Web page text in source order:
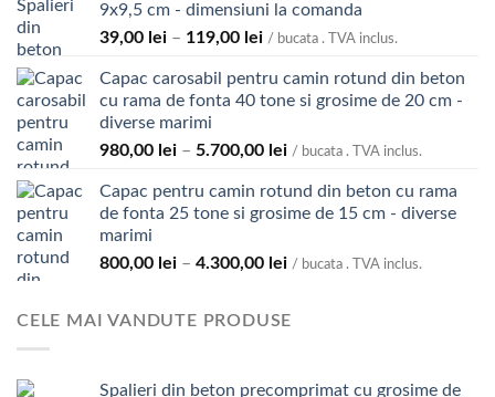
9x9,5 cm - dimensiuni la comanda
39,00 lei – 119,00 leiInterval
prețuri:
39,00 lei
la
/ bucata . TVA inclus.
Capac carosabil pentru camin rotund din beton
cu rama de fonta 40 tone si grosime de 20 cm -
diverse marimi
980,00 lei – 5.700,00 leiInterval
prețuri:
980,00 lei
la
/ bucata . TVA inclus.
Capac pentru camin rotund din beton cu rama
de fonta 25 tone si grosime de 15 cm - diverse
marimi
800,00 lei – 4.300,00 leiInterval
800,00 lei
/ bucata . TVA inclus.
CELE MAI VANDUTE PRODUSE
Spalieri din beton precomprimat cu grosime de